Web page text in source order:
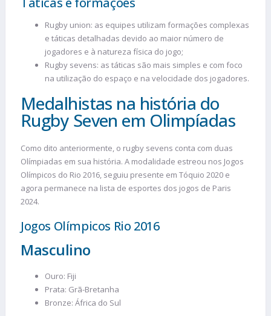
Rugby union: as equipes utilizam formações complexas
e táticas detalhadas devido ao maior número de
jogadores e à natureza física do jogo;
Rugby sevens: as táticas são mais simples e com foco
na utilização do espaço e na velocidade dos jogadores.
Medalhistas na história do
Rugby Seven em Olimpíadas
Como dito anteriormente, o rugby sevens conta com duas
Olímpiadas em sua história. A modalidade estreou nos Jogos
Olímpicos do Rio 2016, seguiu presente em Tóquio 2020 e
agora permanece na lista de esportes dos jogos de Paris
2024.
Jogos Olímpicos Rio 2016
Masculino
Ouro: Fiji
Prata: Grã-Bretanha
Bronze: África do Sul